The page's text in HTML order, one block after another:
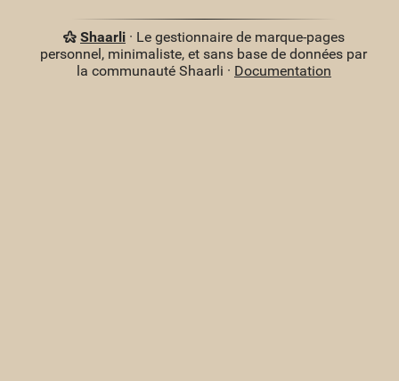
Shaarli· Le gestionnaire de marque-pages
personnel, minimaliste, et sans base de données par
la communauté Shaarli · Documentation